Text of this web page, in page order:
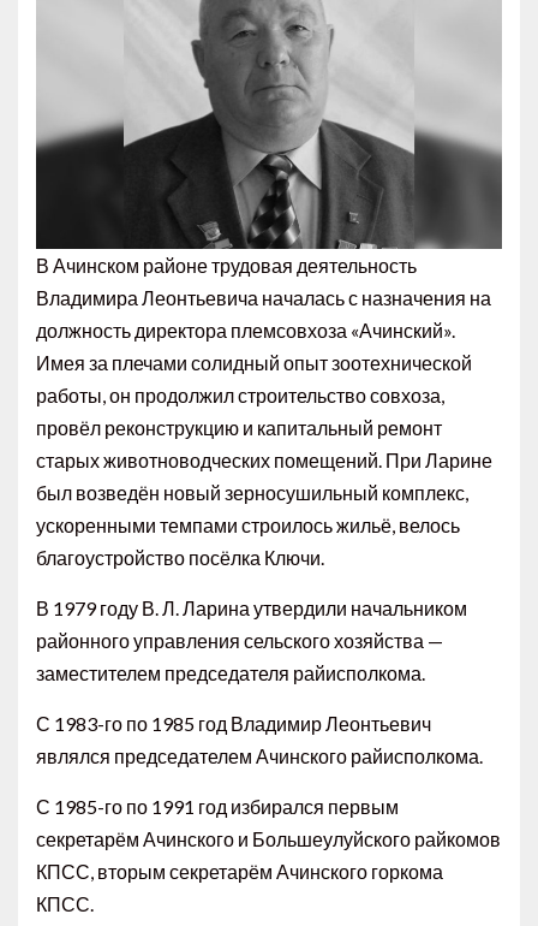
В Ачинском районе трудовая деятельность
Владимира Леонтьевича началась с назначения на
должность директора племсовхоза «Ачинский».
Имея за плечами солидный опыт зоотехнической
работы, он продолжил строительство совхоза,
провёл реконструкцию и капитальный ремонт
старых животноводческих помещений. При Ларине
был возведён новый зерносушильный ком­плекс,
ускоренными темпами строилось жильё, велось
благоустройство посёлка Ключи.
В 1979 году В. Л. Ларина утвердили начальником
районного управления сельского хозяйства —
заместителем председателя райисполкома.
С 1983-го по 1985 год Владимир Леонтьевич
являлся председателем Ачинского райисполкома.
С 1985-го по 1991 год избирался первым
секретарём Ачинского и Большеулуйского райкомов
КПСС, вторым секретарём Ачинского горкома
КПСС.